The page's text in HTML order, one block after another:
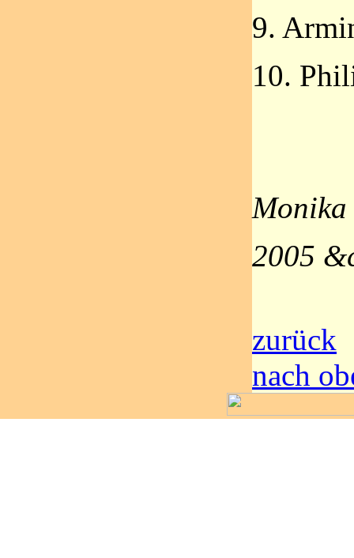
9.
10.
Monika
2005
zurück
nach